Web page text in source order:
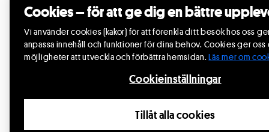
Cookies – för att ge dig en bättre
Vi använder cookies (kakor) för att förenkla ditt besök hos oss
anpassa innehåll och funktioner för dina behov. Cookies ger oss
möjligheter att utveckla och förbättra hemsidan.Läs mer om
Cookieinställningar
Tillåt alla cookies